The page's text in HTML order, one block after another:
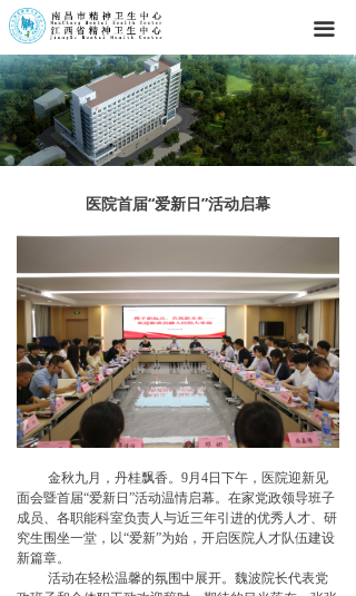
끀
医院首届“爱新日”活动启幕
金秋九月，丹桂飘香。9月4日下午，医院迎新见
面会暨首届“爱新日”活动温情启幕。在家党政领导班子
成员、各职能科室负责人与近三年引进的优秀人才、研
究生围坐一堂，以“爱新”为始，开启医院人才队伍建设
新篇章。
活动在轻松温馨的氛围中展开。魏波院长代表党